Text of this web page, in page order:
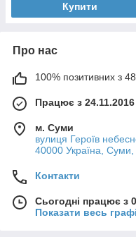
Купити
Про нас
100% позитивних з
Працює з 24.11.2016
м. Суми
вулиця Героїв
40000 Україна, Суми,
Контакти
Сьогодні працює з
Показати весь